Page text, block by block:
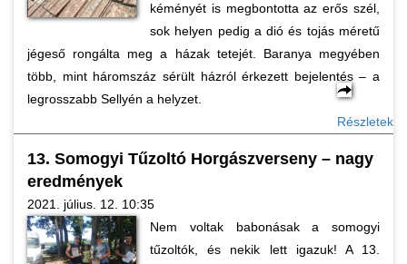
kéményét is megbontotta az erős szél,
sok helyen pedig a dió és tojás méretű
jégeső rongálta meg a házak tetejét. Baranya megyében
több, mint háromszáz sérült házról érkezett bejelentés – a
legrosszabb Sellyén a helyzet.
Részletek
13. Somogyi Tűzoltó Horgászverseny – nagy
eredmények
2021. július. 12. 10:35
Nem voltak babonásak a somogyi
tűzoltók, és nekik lett igazuk! A 13.